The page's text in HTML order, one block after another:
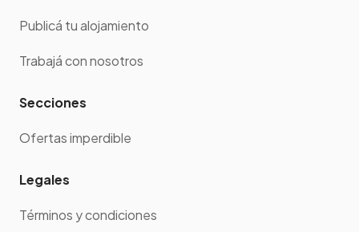
Publicá tu alojamiento
Trabajá con nosotros
Secciones
Ofertas imperdible
Legales
Términos y condiciones